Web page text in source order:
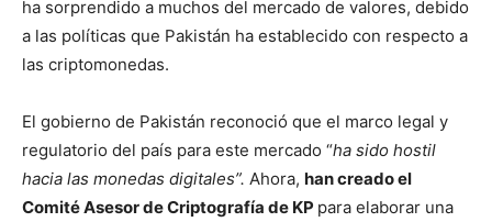
ha sorprendido a muchos del mercado de valores, debido
a las políticas que Pakistán ha establecido con respecto a
las criptomonedas.
El gobierno de Pakistán reconoció que el marco legal y
regulatorio del país para este mercado “ha sido hostil
hacia las monedas digitales”. Ahora, han creado el
Comité Asesor de Criptografía de KP para elaborar una